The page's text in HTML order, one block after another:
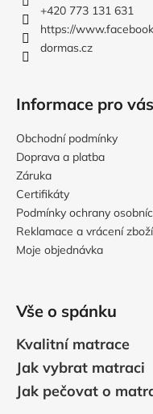
+420 773 131 631
https://
dormas.cz
Informace pro vás
Obchodní podmínky
Doprava a platba
Záruka
Certifikáty
Podmínky ochrany
Reklamace a vrácení zboží
Moje objednávka
Vše o spánku
Kvalitní matrace
Jak vybrat matraci
Jak pečovat o